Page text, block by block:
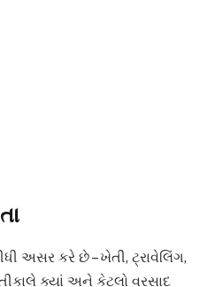
અસર કરે છે – ખેતી, ટ્રાવેલિંગ,
ક્યાં અને કેટલો વરસાદ